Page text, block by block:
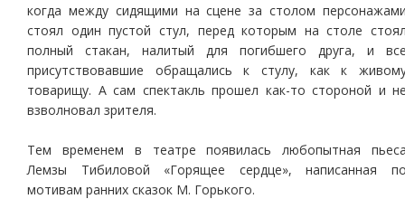
когда между сидящими на сцене за столом
стоял один пустой стул, перед которым на столе
полный стакан, налитый для погибшего друга, и
присутствовавшие обращались к стулу, как к
товарищу. А сам спектакль прошел как-то стороной и
взволновал зрителя.
Тем временем в театре появилась любопытная
Лемзы Тибиловой «Горящее сердце», написанная
мотивам ранних сказок М. Горького.